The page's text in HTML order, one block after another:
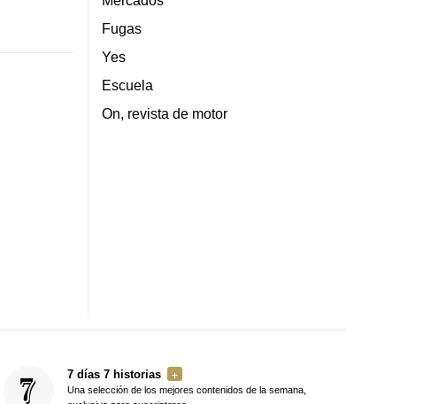
Fugas
Yes
Escuela
On, revista de motor
7 días 7 historias
Una selección de los mejores contenidos de la semana,